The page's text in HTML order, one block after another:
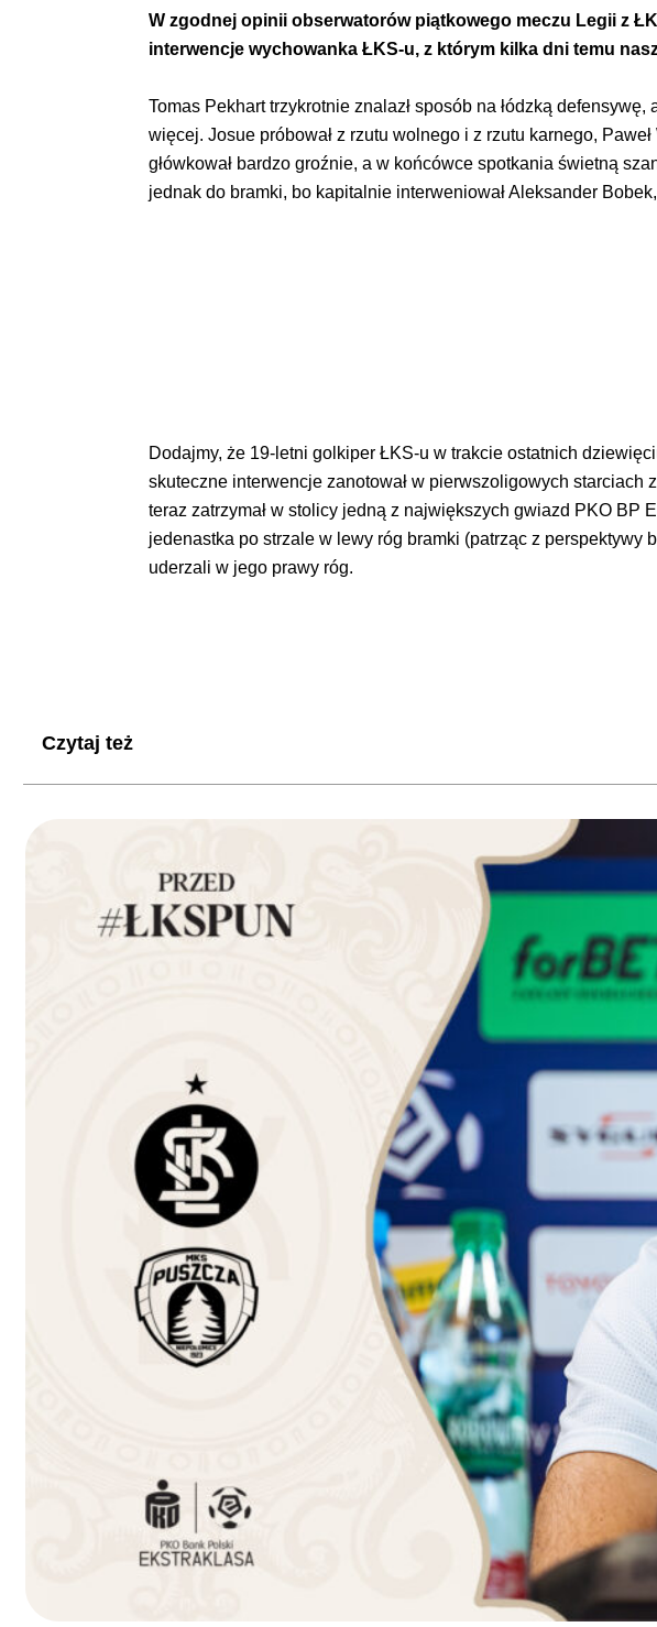
W zgodnej opinii obserwatorów piątkowego meczu Legii z
interwencje wychowanka ŁKS-u, z którym kilka dni temu
Tomas Pekhart trzykrotnie znalazł sposób na łódzką
więcej. Josue próbował z rzutu wolnego i z rzutu karnego,
główkował bardzo groźnie, a w końcówce spotkania świetną
jednak do bramki, bo kapitalnie interweniował Aleksander
Dodajmy, że 19-letni golkiper ŁKS-u w trakcie ostatnich
skuteczne interwencje zanotował w pierwszoligowych
teraz zatrzymał w stolicy jedną z największych gwiazd PKO BP
jedenastka po strzale w lewy róg bramki (patrząc z perspektywy
uderzali w jego prawy róg.
Czytaj też